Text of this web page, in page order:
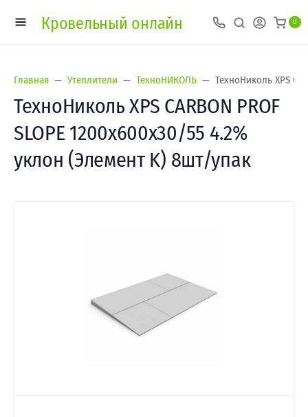
Кровельный онлайн 0
Главная Утеплители ТехноНИКОЛЬ ТехноНиколь XPS
ТехноНиколь XPS CARBON PROF
SLOPE 1200х600х30/55 4.2%
уклон (Элемент K) 8шт/упак